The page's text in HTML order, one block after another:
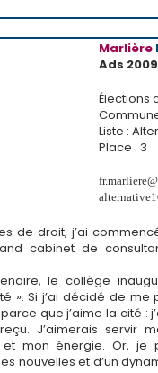
Marlière
Ads 2009
Élections
Liste :
Place : 3
de droit, j’ai
cabinet de
le collège
». Si j’ai décidé de me
que j’aime la cité :
J’aimerais servir
mon énergie. Or, je
nouvelles et d’un